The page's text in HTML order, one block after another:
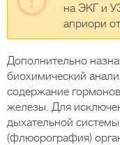
на ЭКГ и
априори
Дополнительно
биохимический
содержание
железы. Для
дыхательной
(флюорография)